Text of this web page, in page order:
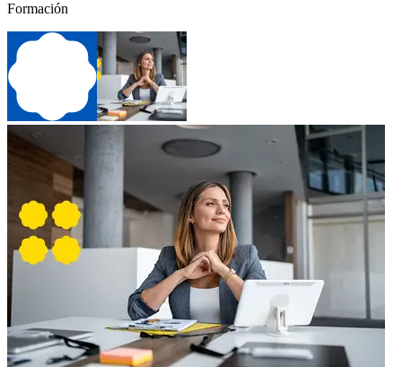
Formación